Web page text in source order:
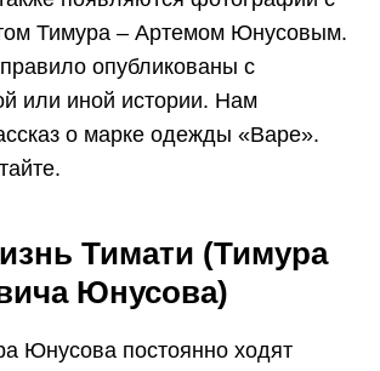
Тимура – Артемом Юнусовым.
опубликованы с
или иной истории. Нам
о марке одежды «Варе».
Тимати (Тимура
Юнусова)
Юнусова постоянно ходят